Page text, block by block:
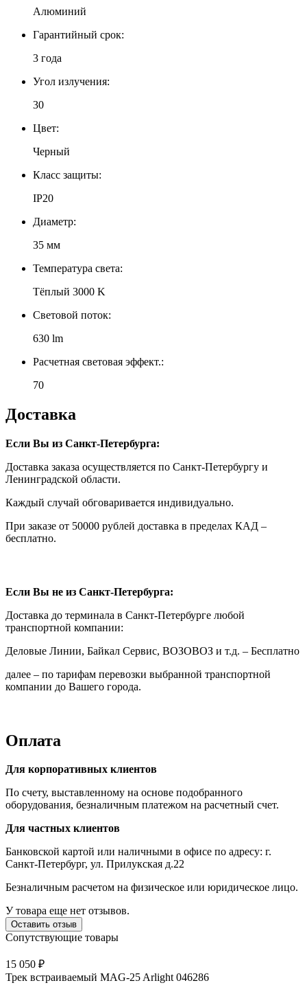
Алюминий
Гарантийный срок:
3 года
Угол излучения:
30
Цвет:
Черный
Класс защиты:
IP20
Диаметр:
35 мм
Температура света:
Тёплый 3000 K
Световой поток:
630 lm
Расчетная световая эффект.:
70
Доставка
Если Вы из Санкт-Петербурга:
Доставка заказа осуществляется по Санкт-Петербургу и
Ленинградской области.
Каждый случай обговаривается индивидуально.
При заказе от 50000 рублей доставка в пределах КАД –
бесплатно.
Если Вы не из Санкт-Петербурга:
Доставка до терминала в Санкт-Петербурге любой
транспортной компании:
Деловые Линии, Байкал Сервис, ВОЗОВОЗ и т.д. – Бесплатно
далее – по тарифам перевозки выбранной транспортной
компании до Вашего города.
Оплата
Для корпоративных клиентов
По счету, выставленному на основе подобранного
оборудования, безналичным платежом на расчетный счет.
Для частных клиентов
Банковской картой или наличными в офисе по адресу: г.
Санкт-Петербург, ул. Прилукская д.22
Безналичным расчетом на физическое или юридическое лицо.
У товара еще нет отзывов.
Оставить отзыв
Сопутствующие товары
15 050 ₽
Трек встраиваемый MAG-25 Arlight 046286